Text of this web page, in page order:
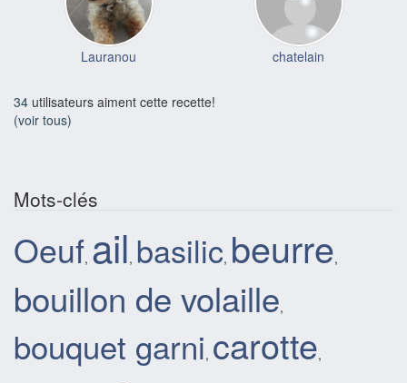
Lauranou chatelain
34 utilisateurs aiment cette recette!
(voir tous)
Mots-clés
Oeuf, ail, basilic, beurre,
bouillon de volaille,
bouquet garni, carotte,